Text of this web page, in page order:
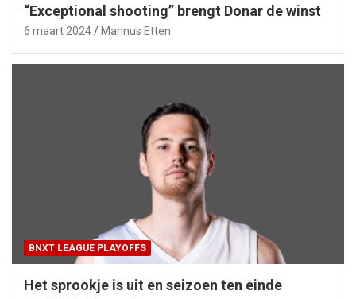
“Exceptional shooting” brengt Donar de winst
6 maart 2024 Mannus Etten
BNXT LEAGUE PLAYOFFS
Het sprookje is uit en seizoen ten einde